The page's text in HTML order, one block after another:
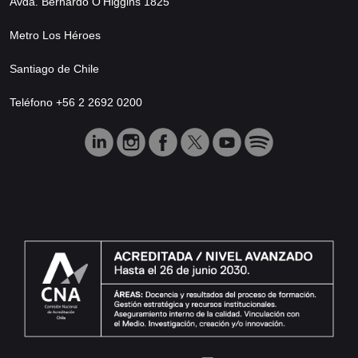
Metro Los Héroes
Santiago de Chile
Teléfono +56 2 2692 0200